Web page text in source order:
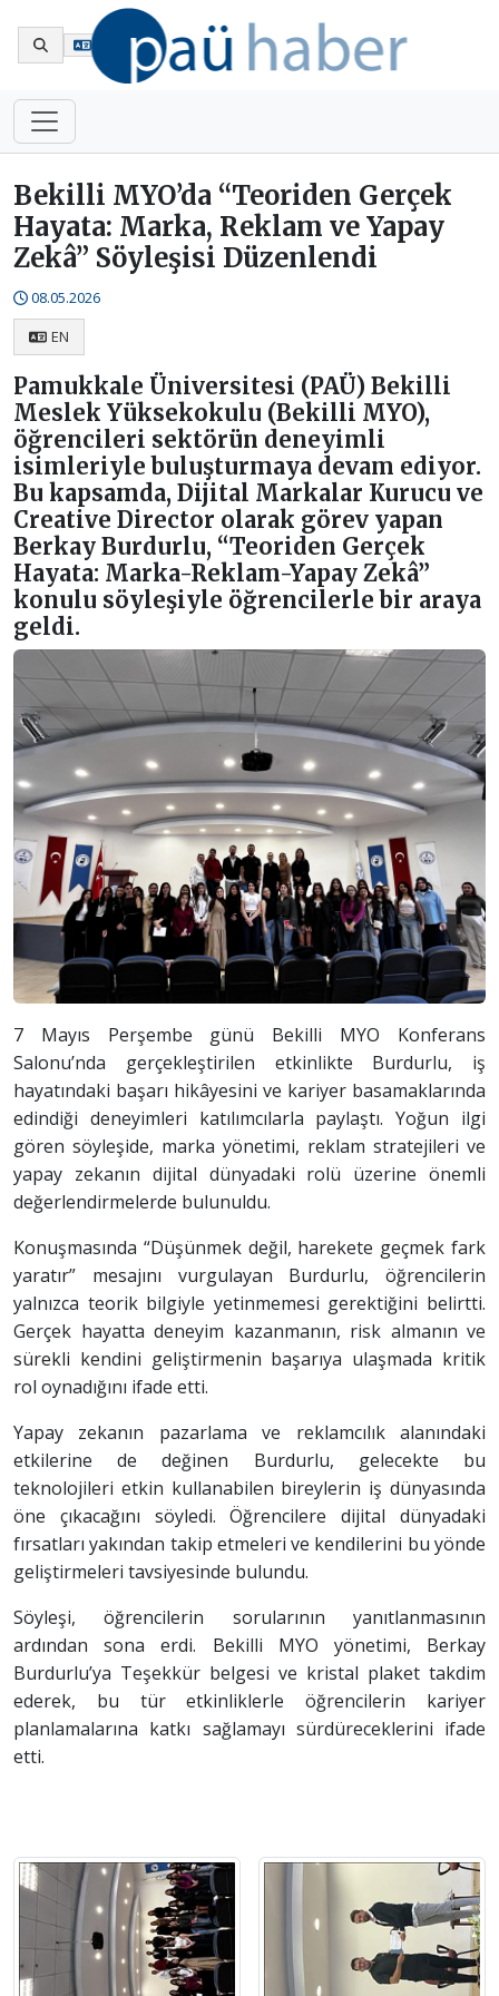
Bekilli MYO’da “Teoriden Gerçek
Hayata: Marka, Reklam ve Yapay
Zekâ” Söyleşisi Düzenlendi
08.05.2026
EN
Pamukkale Üniversitesi (PAÜ) Bekilli
Meslek Yüksekokulu (Bekilli MYO),
öğrencileri sektörün deneyimli
isimleriyle buluşturmaya devam ediyor.
Bu kapsamda, Dijital Markalar Kurucu ve
Creative Director olarak görev yapan
Berkay Burdurlu, “Teoriden Gerçek
Hayata: Marka-Reklam-Yapay Zekâ”
konulu söyleşiyle öğrencilerle bir araya
geldi.
7 Mayıs Perşembe günü Bekilli MYO Konferans
Salonu’nda gerçekleştirilen etkinlikte Burdurlu, iş
hayatındaki başarı hikâyesini ve kariyer basamaklarında
edindiği deneyimleri katılımcılarla paylaştı. Yoğun ilgi
gören söyleşide, marka yönetimi, reklam stratejileri ve
yapay zekanın dijital dünyadaki rolü üzerine önemli
değerlendirmelerde bulunuldu.
Konuşmasında “Düşünmek değil, harekete geçmek fark
yaratır” mesajını vurgulayan Burdurlu, öğrencilerin
yalnızca teorik bilgiyle yetinmemesi gerektiğini belirtti.
Gerçek hayatta deneyim kazanmanın, risk almanın ve
sürekli kendini geliştirmenin başarıya ulaşmada kritik
rol oynadığını ifade etti.
Yapay zekanın pazarlama ve reklamcılık alanındaki
etkilerine de değinen Burdurlu, gelecekte bu
teknolojileri etkin kullanabilen bireylerin iş dünyasında
öne çıkacağını söyledi. Öğrencilere dijital dünyadaki
fırsatları yakından takip etmeleri ve kendilerini bu yönde
geliştirmeleri tavsiyesinde bulundu.
Söyleşi, öğrencilerin sorularının yanıtlanmasının
ardından sona erdi. Bekilli MYO yönetimi, Berkay
Burdurlu’ya Teşekkür belgesi ve kristal plaket takdim
ederek, bu tür etkinliklerle öğrencilerin kariyer
planlamalarına katkı sağlamayı sürdüreceklerini ifade
etti.